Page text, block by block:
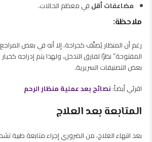
مضاعفات أقل في معظم الحالات.
ملاحظة:
رغم أن المنظار يُصنَّف كجراحة، إلا أنه في بعض
المفتوحة” نظرًا لفارق التدخل، ولهذا يتم إدراجه
بعض التصنيفات السريرية.
اقرئي أيضاً: نصائح بعد عملية منظار الرحم
المتابعة بعد العلاج
بعد انتهاء العلاج، من الضروري إجراء متابعة طبية